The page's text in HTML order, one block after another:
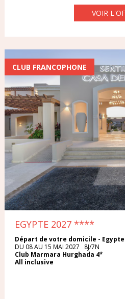
VOIR
EGYPTE 2027 ****
Départ de votre domicile - Egypte
DU 08 AU 15 MAI 2027 8J/7N
Club Marmara Hurghada 4*
All inclusive
CLUB FRANCOPHONE